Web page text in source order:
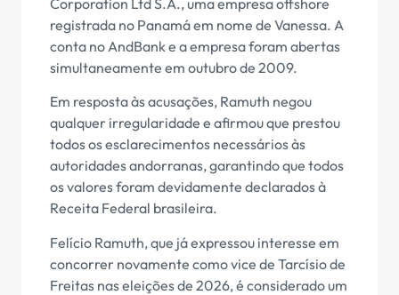
registrada no Panamá em nome de Vanessa. A
conta no AndBank e a empresa foram abertas
simultaneamente em outubro de 2009.
Em resposta às acusações, Ramuth negou
qualquer irregularidade e afirmou que prestou
todos os esclarecimentos necessários às
autoridades andorranas, garantindo que todos
os valores foram devidamente declarados à
Receita Federal brasileira.
Felício Ramuth, que já expressou interesse em
concorrer novamente como vice de Tarcísio de
Freitas nas eleições de 2026, é considerado um